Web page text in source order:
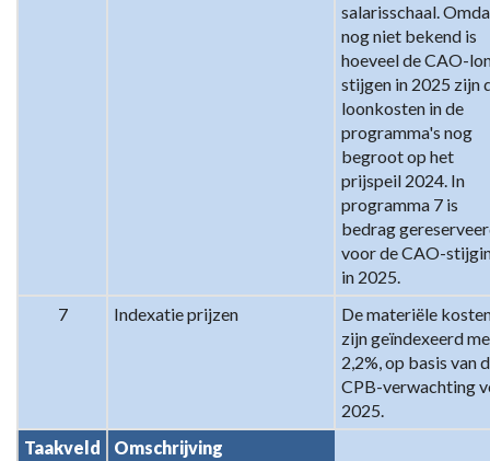
salarisschaal.
nog niet bekend is
hoeveel de CAO-
stijgen in 2025 zijn
loonkosten in de
programma's nog
begroot op het
prijspeil 2024. In
programma 7 is
bedrag
voor de CAO-
in 2025.
7
Indexatie prijzen
De materiële
zijn geïndexeerd
2,2%, op basis van
CPB-verwachting
2025.
Taakveld
Omschrijving